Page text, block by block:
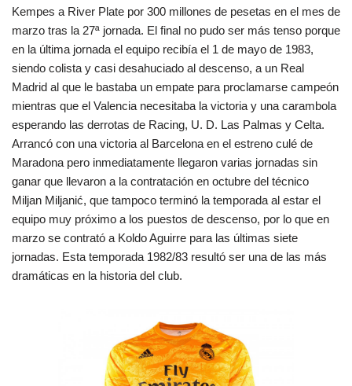
Kempes a River Plate por 300 millones de pesetas en el mes de
marzo tras la 27ª jornada. El final no pudo ser más tenso porque
en la última jornada el equipo recibía el 1 de mayo de 1983,
siendo colista y casi desahuciado al descenso, a un Real
Madrid al que le bastaba un empate para proclamarse campeón
mientras que el Valencia necesitaba la victoria y una carambola
esperando las derrotas de Racing, U. D. Las Palmas y Celta.
Arrancó con una victoria al Barcelona en el estreno culé de
Maradona pero inmediatamente llegaron varias jornadas sin
ganar que llevaron a la contratación en octubre del técnico
Miljan Miljanić, que tampoco terminó la temporada al estar el
equipo muy próximo a los puestos de descenso, por lo que en
marzo se contrató a Koldo Aguirre para las últimas siete
jornadas. Esta temporada 1982/83 resultó ser una de las más
dramáticas en la historia del club.